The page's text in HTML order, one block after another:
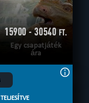
15900 - 30540FT.
Egy csapatjáték
ára
TELJESÍTVE